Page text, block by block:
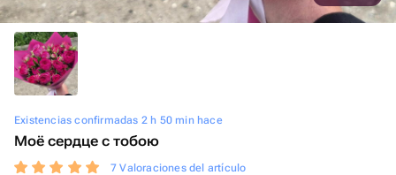
Existencias confirmadas 2 h 50 min hace
Моё сердце с тобою
7 Valoraciones del artículo